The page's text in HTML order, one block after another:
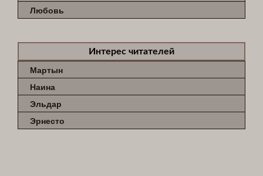
Любовь
Интерес читателей
Мартын
Наина
Эльдар
Эрнесто